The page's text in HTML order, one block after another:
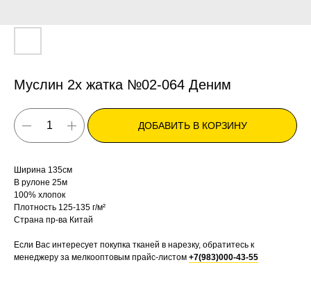
Муслин 2х жатка №02-064 Деним
ДОБАВИТЬ В КОРЗИНУ
Ширина 135см
В рулоне 25м
100% хлопок
Плотность 125-135 г/м²
Страна пр-ва Китай
Если Вас интересует покупка тканей в нарезку, обратитесь к
менеджеру за мелкооптовым прайс-листом +7(983)000-43-55